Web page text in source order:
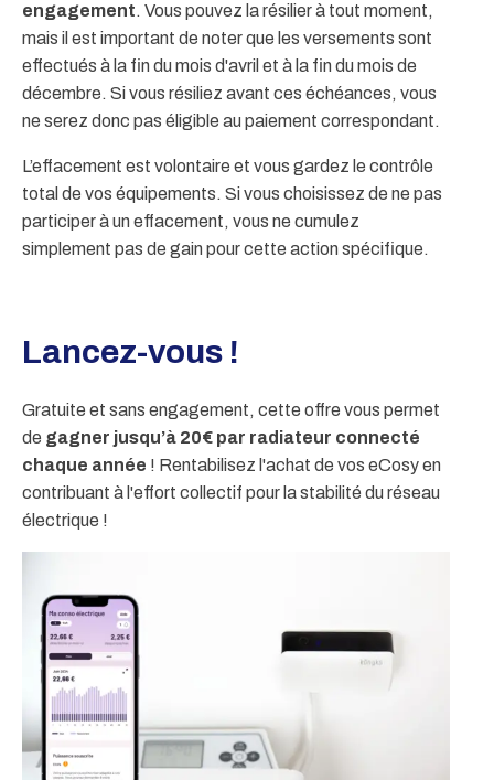
engagement. Vous pouvez la résilier à tout moment,
mais il est important de noter que les versements sont
effectués à la fin du mois d'avril et à la fin du mois de
décembre. Si vous résiliez avant ces échéances, vous
ne serez donc pas éligible au paiement correspondant.
L’effacement est volontaire et vous gardez le contrôle
total de vos équipements. Si vous choisissez de ne pas
participer à un effacement, vous ne cumulez
simplement pas de gain pour cette action spécifique.
Lancez-vous !
Gratuite et sans engagement, cette offre vous permet
de gagner jusqu’à 20€ par radiateur connecté
chaque année ! Rentabilisez l'achat de vos eCosy en
contribuant à l'effort collectif pour la stabilité du réseau
électrique !